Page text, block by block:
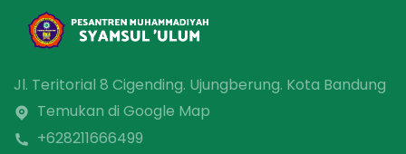
Jl. Teritorial 8 Cigending. Ujungberung. Kota Bandung
Temukan di Google Map
+628211666499